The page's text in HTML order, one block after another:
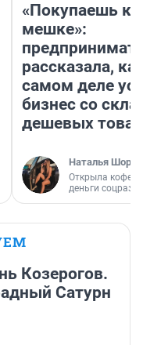
«Покупаешь
мешке»:
рассказала,
самом деле
бизнес со
дешевых
Наталья
Открыла
деньги
Козерогов.
Сатурн